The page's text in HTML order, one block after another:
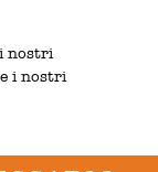
nostri
i nostri